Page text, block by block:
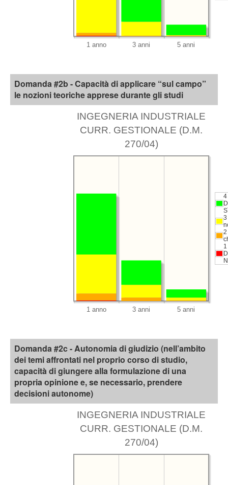
Domanda #2b - Capacità di applicare “sul campo”
le nozioni teoriche apprese durante gli studi
INGEGNERIA INDUSTRIALE
CURR. GESTIONALE (D.M.
270/04)
4
3
2
Domanda #2c - Autonomia di giudizio (nell’ambito
dei temi affrontati nel proprio corso di studio,
capacità di giungere alla formulazione di una
propria opinione e, se necessario, prendere
decisioni autonome)
INGEGNERIA INDUSTRIALE
CURR. GESTIONALE (D.M.
270/04)